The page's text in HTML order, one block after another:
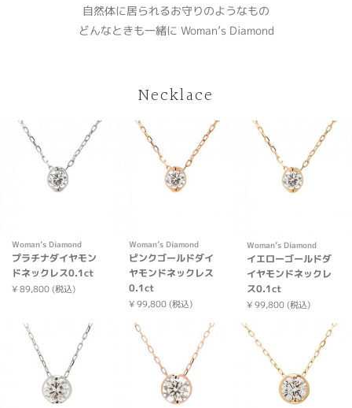
自然体に居られるお守りのようなもの
どんなときも一緒に Woman’s Diamond
Necklace
Woman’s Diamond
プラチナダイヤモン
ドネックレス0.1ct
¥ 89,800 (税込)
Woman’s Diamond
ピンクゴールドダイ
ヤモンドネックレス
0.1ct
¥ 99,800 (税込)
Woman’s Diamond
イエローゴールドダ
イヤモンドネックレ
ス0.1ct
¥ 99,800 (税込)